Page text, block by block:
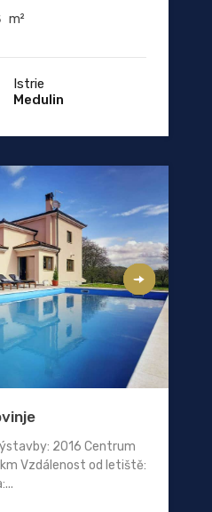
m²
Istrie
Medulin
2016 Centrum
km Vzdálenost od letiště: